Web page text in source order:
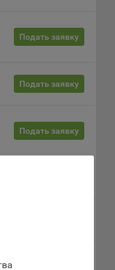
пользователя.
и для
Подобные
Данные
сайте и его
о выбранном
Analytics.
Общества
при
Подать заявку
Подать заявку
Подать заявку